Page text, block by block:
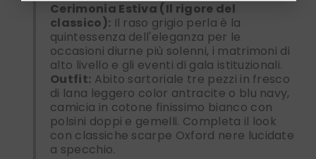
Cerimonia Estiva (Il rigore del
classico): Il raso grigio perla è la
quintessenza dell'eleganza per le
occasioni diurne più solenni, i matrimoni di
alto livello e gli eventi di gala istituzionali.
Outfit: Abito sartoriale tre pezzi in fresco
di lana leggero color antracite o blu navy,
camicia in cotone finissimo bianco con
polsini doppi e gemelli. Completa il look
con classiche scarpe Oxford nere lucidate
a specchio.